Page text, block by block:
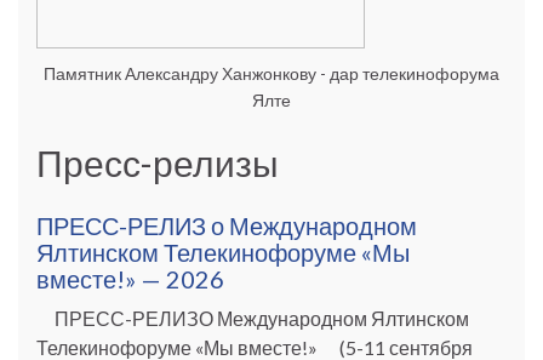
Памятник Александру Ханжонкову - дар телекинофорума
Ялте
Пресс-релизы
ПРЕСС-РЕЛИЗ о Международном
Ялтинском Телекинофоруме «Мы
вместе!» — 2026
ПРЕСС-РЕЛИЗО Международном Ялтинском
Телекинофоруме «Мы вместе!» (5-11 сентября